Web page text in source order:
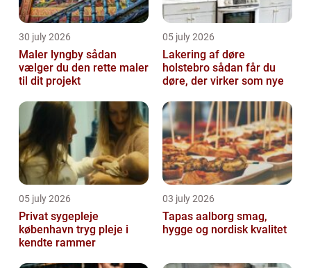
30 july 2026
Maler lyngby sådan
vælger du den rette maler
til dit projekt
05 july 2026
Lakering af døre
holstebro sådan får du
døre, der virker som nye
05 july 2026
Privat sygepleje
københavn tryg pleje i
kendte rammer
03 july 2026
Tapas aalborg smag,
hygge og nordisk kvalitet